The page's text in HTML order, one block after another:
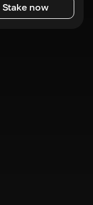
Stake now